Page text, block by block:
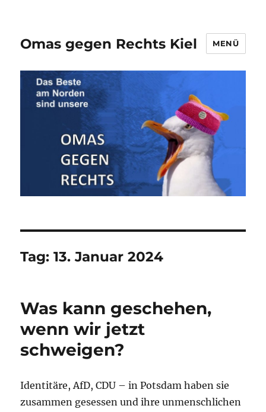
Omas gegen Rechts Kiel MENÜ
Tag:13. Januar 2024
Was kann geschehen,
wenn wir jetzt
schweigen?
Identitäre, AfD, CDU – in Potsdam haben sie
zusammen gesessen und ihre unmenschlichen